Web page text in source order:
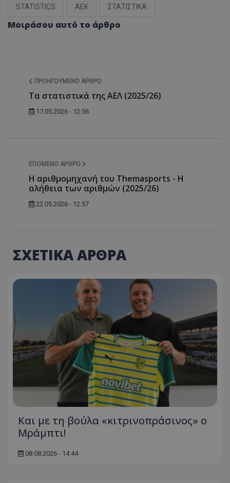
STATISTICS ΑΕΚ ΣΤΑΤΙΣΤΙΚΑ
Μοιράσου αυτό το άρθρο
ΠΡΟΗΓΟΎΜΕΝΟ ΆΡΘΡΟ
Τα στατιστικά της ΑΕΛ (2025/26)
17.05.2026 - 12:56
ΕΠΌΜΕΝΟ ΆΡΘΡΟ
Η αριθμομηχανή του Themasports - Η
αλήθεια των αριθμών (2025/26)
22.05.2026 - 12:57
ΣΧΕΤΙΚΑ ΑΡΘΡΑ
Και με τη βούλα «κιτρινοπράσινος» ο
Μράμπτι!
08.08.2026 - 14:44